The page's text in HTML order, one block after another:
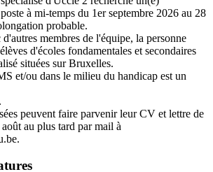
à mi-temps du 1er septembre 2026 au 28
probable.
membres de l'équipe, la personne
d'écoles fondamentales et secondaires
situées sur Bruxelles.
et/ou dans le milieu du handicap est un
peuvent faire parvenir leur CV et lettre de
au plus tard par mail à
PMS UCCLE SPECIALISE II
Leaflet